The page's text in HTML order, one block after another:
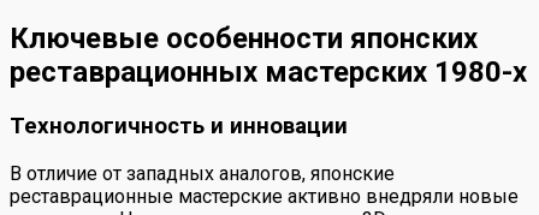
Ключевые особенности японских
реставрационных мастерских 1980-х
Технологичность и инновации
В отличие от западных аналогов, японские
реставрационные мастерские активно внедряли новые